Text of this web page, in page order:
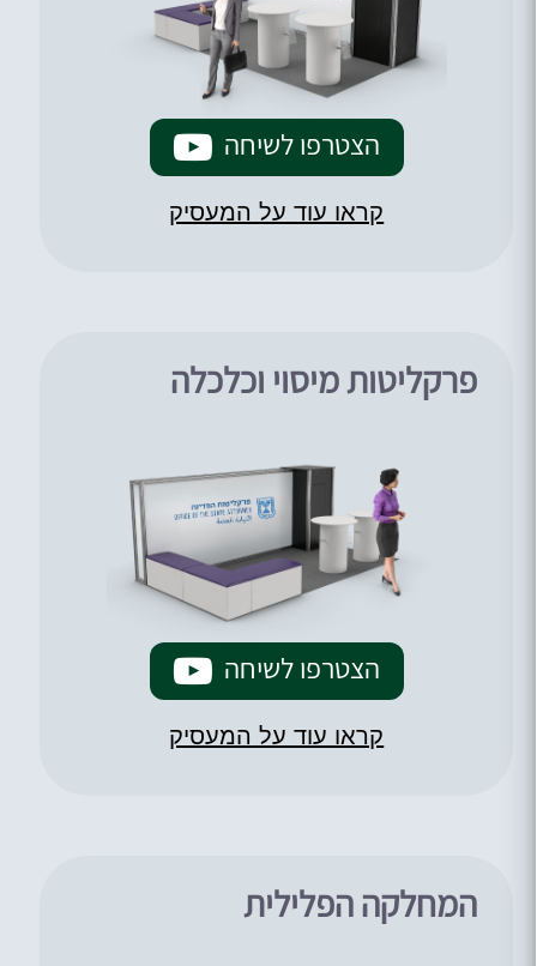
הצטרפו לשיחה
קראו עוד על המעסיק
פרקליטות מיסוי וכלכלה
הצטרפו לשיחה
קראו עוד על המעסיק
המחלקה הפלילית